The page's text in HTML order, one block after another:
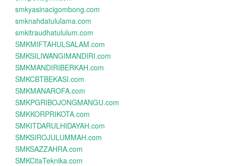
smkyasinacigombong.com
smknahdatululama.com
smkitraudhatululum.com
SMKMIFTAHULSALAM.com
SMKSILIWANGIMANDIRI.com
SMKMANDIRIBERKAH.com
SMKCBTBEKASI.com
SMKMANAROFA.com
SMKPGRIBOJONGMANGU.com
SMKKORPRIKOTA.com
SMKITDARULHIDAYAH.com
SMKSIROJULUMMAH.com
SMKSAZZAHRA.com
SMKCitaTeknika.com